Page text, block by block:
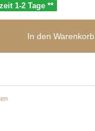
1-2 Tage **
In den Warenkorb